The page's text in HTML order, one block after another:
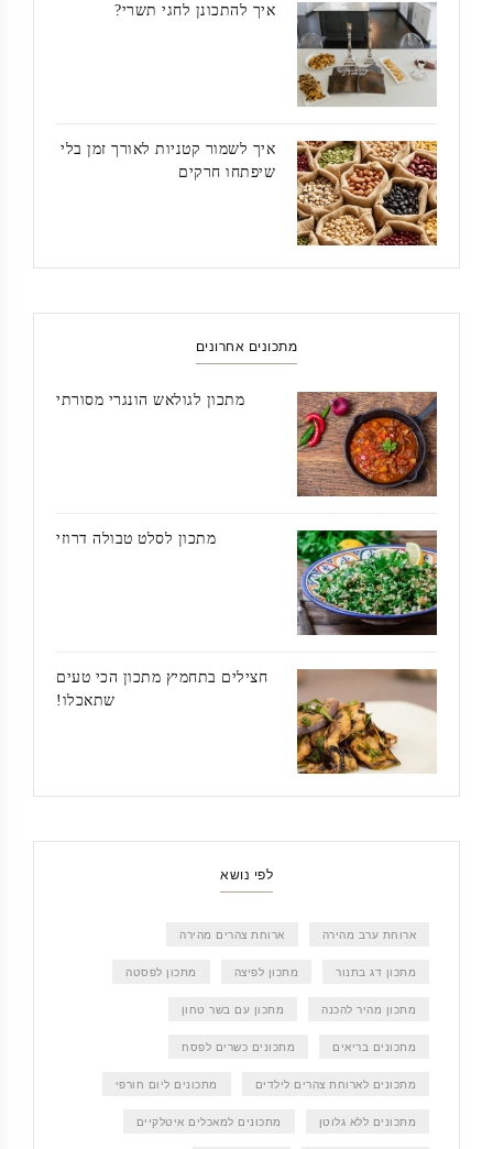
איך להתכונן לחגי תשרי?
איך לשמור קטניות לאורך זמן בלי
שיפתחו חרקים
מתכונים אחרונים
מתכון לגולאש הונגרי מסורתי
מתכון לסלט טבולה דרוזי
חצילים בתחמיץ מתכון הכי טעים
שתאכלו!
לפי נושא
ארוחת ערב מהירה ארוחת צהרים מהירה
מתכון דג בתנור מתכון לפיצה מתכון לפסטה
מתכון מהיר להכנה מתכון עם בשר טחון
מתכונים בריאים מתכונים כשרים לפסח
מתכונים לארוחת צהרים לילדים מתכונים ליום חורפי
מתכונים ללא גלוטן מתכונים למאכלים איטלקיים